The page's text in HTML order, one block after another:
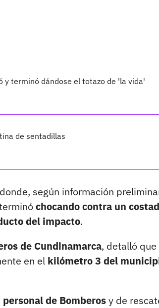
y terminó dándose el totazo de 'la vida'
de sentadillas
según información
chocando contra un
del impacto.
de Cundinamarca, detalló que
en el kilómetro 3 del
personal de Bomberosy de